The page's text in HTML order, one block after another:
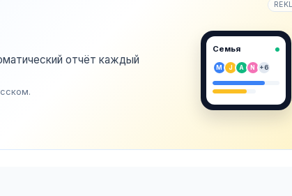
отчёт каждый
Семья
M J A N +6